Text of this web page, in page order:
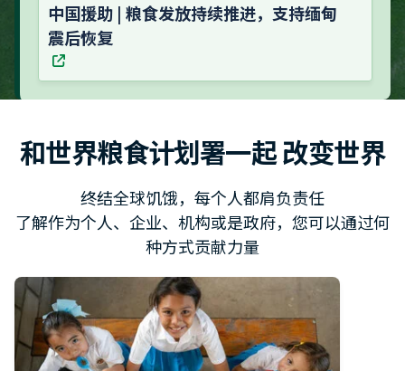
中国援助 | 粮食发放持续推进，支持缅甸
震后恢复
和世界粮食计划署一起 改变世界
终结全球饥饿，每个人都肩负责任
了解作为个人、企业、机构或是政府，您可以通过何
种方式贡献力量